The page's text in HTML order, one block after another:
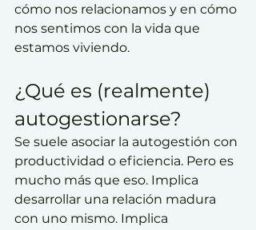
cómo nos relacionamos y en cómo
nos sentimos con la vida que
estamos viviendo.
¿Qué es (realmente)
autogestionarse?
Se suele asociar la autogestión con
productividad o eficiencia. Pero es
mucho más que eso. Implica
desarrollar una relación madura
con uno mismo. Implica